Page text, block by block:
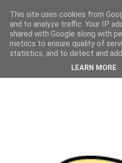
This site uses cookies from
and to analyze traffic. Your IP
shared with Google along with
metrics to ensure quality of
statistics, and to detect and
LEARN MORE